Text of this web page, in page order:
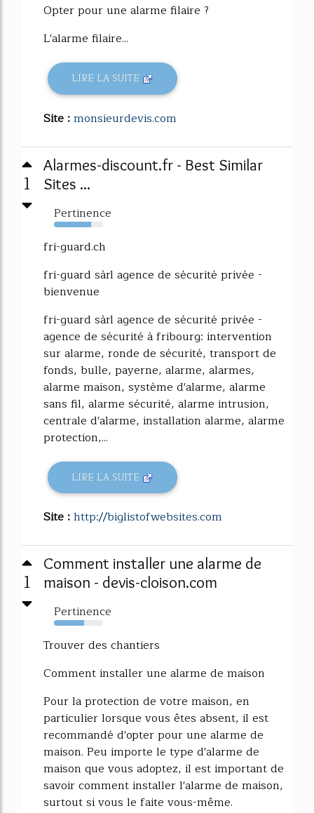
Opter pour une alarme filaire ?
L'alarme filaire...
LIRE LA SUITE
Site :monsieurdevis.com
1
Alarmes-discount.fr - Best Similar
Sites ...
Pertinence
76%
fri-guard.ch
fri-guard sàrl agence de sécurité privée -
bienvenue
fri-guard sàrl agence de sécurité privée -
agence de sécurité à fribourg: intervention
sur alarme, ronde de sécurité, transport de
fonds, bulle, payerne, alarme, alarmes,
alarme maison, système d'alarme, alarme
sans fil, alarme sécurité, alarme intrusion,
centrale d'alarme, installation alarme, alarme
protection,...
LIRE LA SUITE
Site :http://biglistofwebsites.com
1
Comment installer une alarme de
maison - devis-cloison.com
Pertinence
62%
Trouver des chantiers
Comment installer une alarme de maison
Pour la protection de votre maison, en
particulier lorsque vous êtes absent, il est
recommandé d'opter pour une alarme de
maison. Peu importe le type d'alarme de
maison que vous adoptez, il est important de
savoir comment installer l'alarme de maison,
surtout si vous le faite vous-même.